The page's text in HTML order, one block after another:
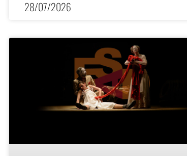
28/07/2026